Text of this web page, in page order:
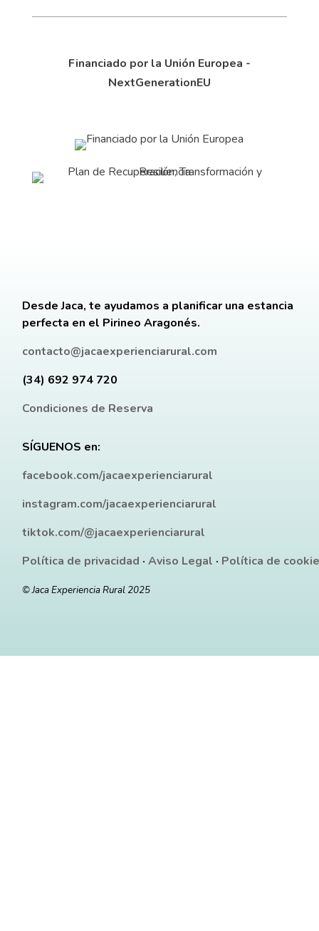
Financiado por la Unión Europea -
NextGenerationEU
Desde Jaca, te ayudamos a planificar una estancia
perfecta en el Pirineo Aragonés.
contacto@jacaexperienciarural.com
(34) 692 974 720
Condiciones de Reserva
SÍGUENOS en:
facebook.com/jacaexperienciarural
instagram.com/jacaexperienciarural
tiktok.com/@jacaexperienciarural
Política de privacidad ·Aviso Legal · Política de
© Jaca Experiencia Rural 2025